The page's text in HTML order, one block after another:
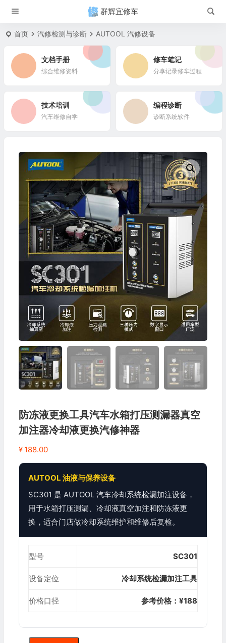
群辉宜修车
首页 汽修检测与诊断 AUTOOL 汽修设备
文档手册
综合维修资料
修车笔记
分享记录修车过程
技术培训
汽车维修自学
编程诊断
诊断系统软件
防冻液更换工具汽车水箱打压测漏器真空
加注器冷却液更换汽修神器
¥ 188.00
AUTOOL 油液与保养设备
SC301 是 AUTOOL 汽车冷却系统检漏加注设备，
用于水箱打压测漏、冷却液真空加注和防冻液更
换，适合门店做冷却系统维护和维修后复检。
型号 SC301
设备定位 冷却系统检漏加注工具
价格口径 参考价格：¥188